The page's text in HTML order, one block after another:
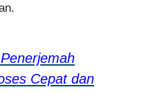
Cepat dan